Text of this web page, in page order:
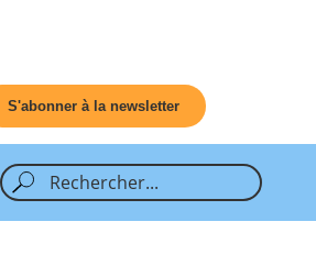
S'abonner à la newsletter